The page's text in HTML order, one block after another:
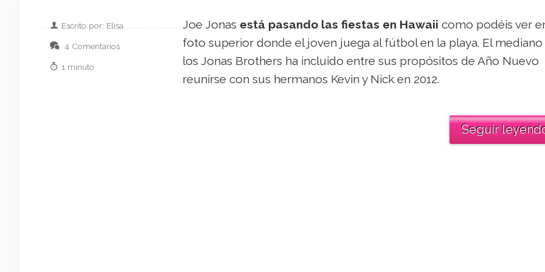
Escrito por: Elisa
4 Comentarios
1 minuto
Joe Jonas está pasando las fiestas en Hawaii como podéis ver
foto superior donde el joven juega al fútbol en la playa. El mediano
los Jonas Brothers ha incluido entre sus propósitos de Año Nuevo
reunirse con sus hermanos Kevin y Nick en 2012.
Seguir